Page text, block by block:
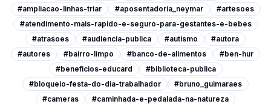
#ampliacao-linhas-triar
#aposentadoria_neymar
#artesoes
#atendimento-mais-rapido-e-seguro-para-gestantes-e-bebes
#atrasoes
#audiencia-publica #autismo
#autora
#autores
#bairro-limpo #banco-de-alimentos
#ben-hur
#beneficios-educard
#biblioteca-publica
#bloqueio-festa-do-dia-trabalhador
#bruno_guimaraes
#cameras
#caminhada-e-pedalada-na-natureza